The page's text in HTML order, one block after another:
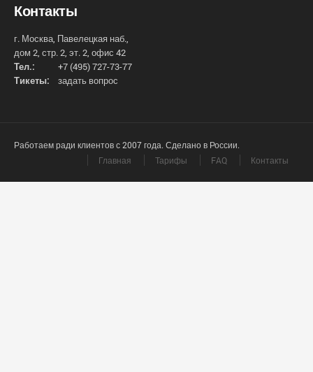
Контакты
г. Москва, Павелецкая наб.,
дом 2, стр. 2, эт. 2, офис 42
Тел.:
+7 (495) 727-73-77
Тикеты:
задать вопрос
Работаем ради клиентов с 2007 года. Сделано в России.
Главная
Тарифы FAQ Контакты